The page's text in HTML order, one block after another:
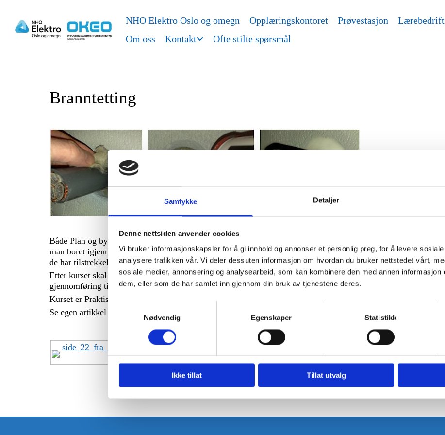
Samtykke Detaljer
Denne nettsiden anvender cookies
Vi bruker informasjonskapsler for å gi innhold og annonser et personlig preg, for å levere
analysere trafikken vår. Vi deler dessuten informasjon om hvordan du bruker nettstedet vårt,
sosiale medier, annonsering og analysearbeid, som kan kombinere den med annen informasjon
dem, eller som de har samlet inn gjennom din bruk av tjenestene deres.
Nødvendig
Egenskaper Statistikk
Ikke tillat Tillat utvalg
NHO Elektro Oslo og omegn Opplæringskontoret Prøvestasjon Lærebedrift
Om oss
Kontakt Ofte stilte spørsmål
Branntetting
Både Plan og bygningsloven og NEK 400 presiserer at gjennomføringer i brannskiller skal tettes til samme
man boret igjennom den. Det er i senere tid blitt økt fokus på denne problemstillingen, da håndverkerfirmaer
de har tilstrekkelige kunnskaper om valg av rett produkt, hvordan tettingen skal utføres eller dokumenteres.
Etter kurset skal deltakerne være i stand til å lese en brannteknisk tegning, vurdere ulike brannklasser og
gjennomføring til riktig grad av brannmotstand og dokumentere denne.
Kurset er Praktisk/teoretisk og varer en dag, eller to kvelder.
Se egen artikkel i fagtidsskriftet Firesafenytt:
side_22_fra_fs_nytt2009.pdf